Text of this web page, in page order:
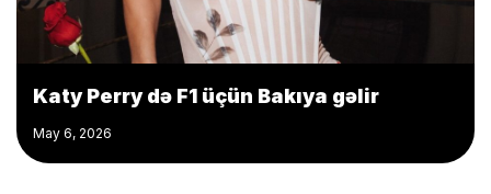
Katy Perry də F1 üçün Bakıya gəlir
May 6, 2026